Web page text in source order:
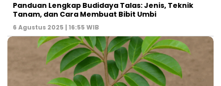
Panduan Lengkap Budidaya Talas: Jenis, Teknik
Tanam, dan Cara Membuat Bibit Umbi
6 Agustus 2025 | 16:55 WIB